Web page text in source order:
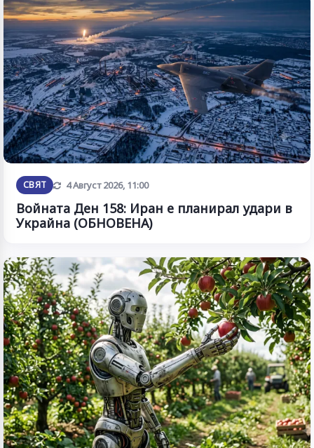
СВЯТ Обновена
4 Август 2026, 11:00
Войната Ден 158: Иран е планирал удари в
Украйна (ОБНОВЕНА)